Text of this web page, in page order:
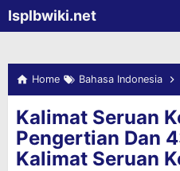
-->Isplbwiki.net
Home Bahasa Indonesia
Kalimat Seruan
Pengertian Dan
Kalimat Seruan